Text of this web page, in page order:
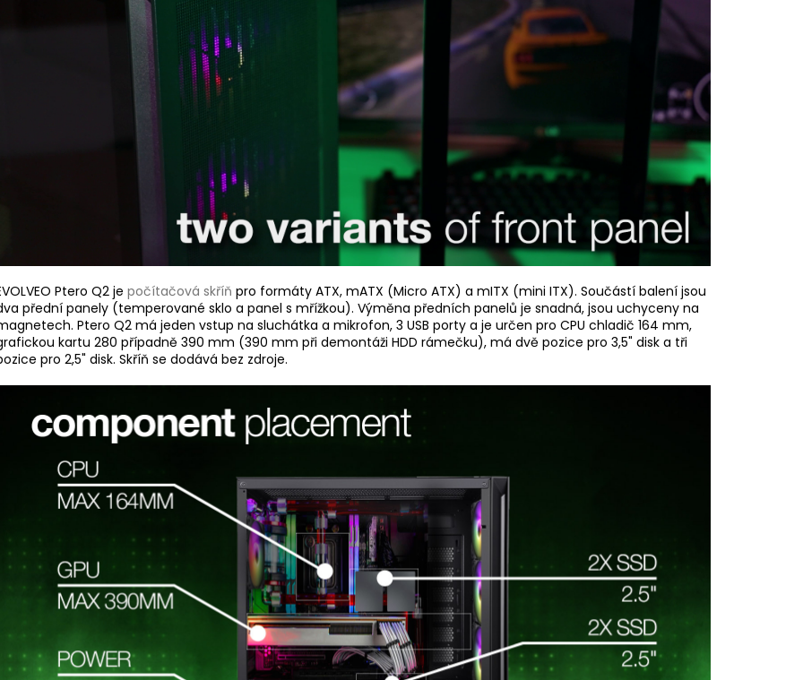
Ptero Q2 je počítačová skříň pro formáty ATX, mATX (Micro ATX) a mITX (mini ITX). Součástí balení jsou
přední panely (temperované sklo a panel s mřížkou). Výměna předních panelů je snadná, jsou uchyceny na
Ptero Q2 má jeden vstup na sluchátka a mikrofon, 3 USB porty a je určen pro CPU chladič 164 mm,
kartu 280 případně 390 mm (390 mm při demontáži HDD rámečku), má dvě pozice pro 3,5" disk a tři
pro 2,5" disk. Skříň se dodává bez zdroje.